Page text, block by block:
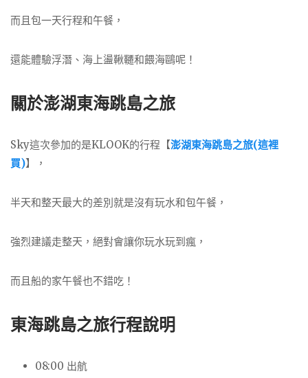
而且包一天行程和午餐，
還能體驗浮潛、海上盪鞦韆和餵海鷗呢！
關於澎湖東海跳島之旅
Sky這次參加的是KLOOK的行程【澎湖東海跳島之旅(這裡
買)】，
半天和整天最大的差別就是沒有玩水和包午餐，
強烈建議走整天，絕對會讓你玩水玩到瘋，
而且船的家午餐也不錯吃！
東海跳島之旅行程說明
08:00 出航